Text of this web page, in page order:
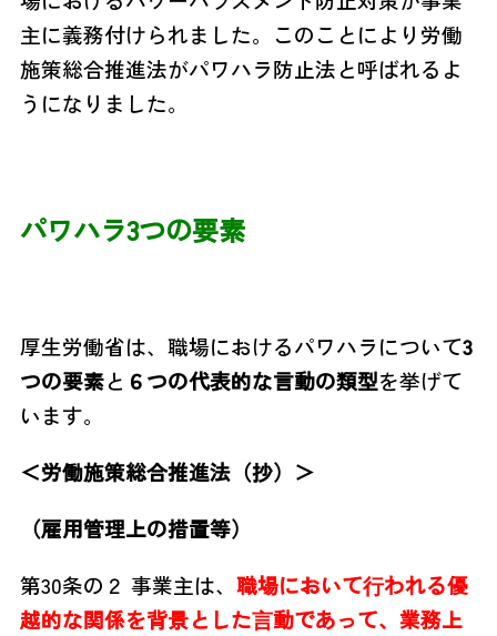
主に義務付けられました。 このことにより労働
施策総合推進法がパワハラ防止法と呼ばれるよ
うになりました。
パワハラ3つの要素
厚生労働省は、職場におけるパワハラについて3
つの要素と ６つの代表的な言動の類型を挙げて
います。
＜労働施策総合推進法（抄）＞
（雇用管理上の措置等）
第30条の２ 事業主は、 職場において⾏われる優
越的な関係を背景とした⾔動であって、 業務上